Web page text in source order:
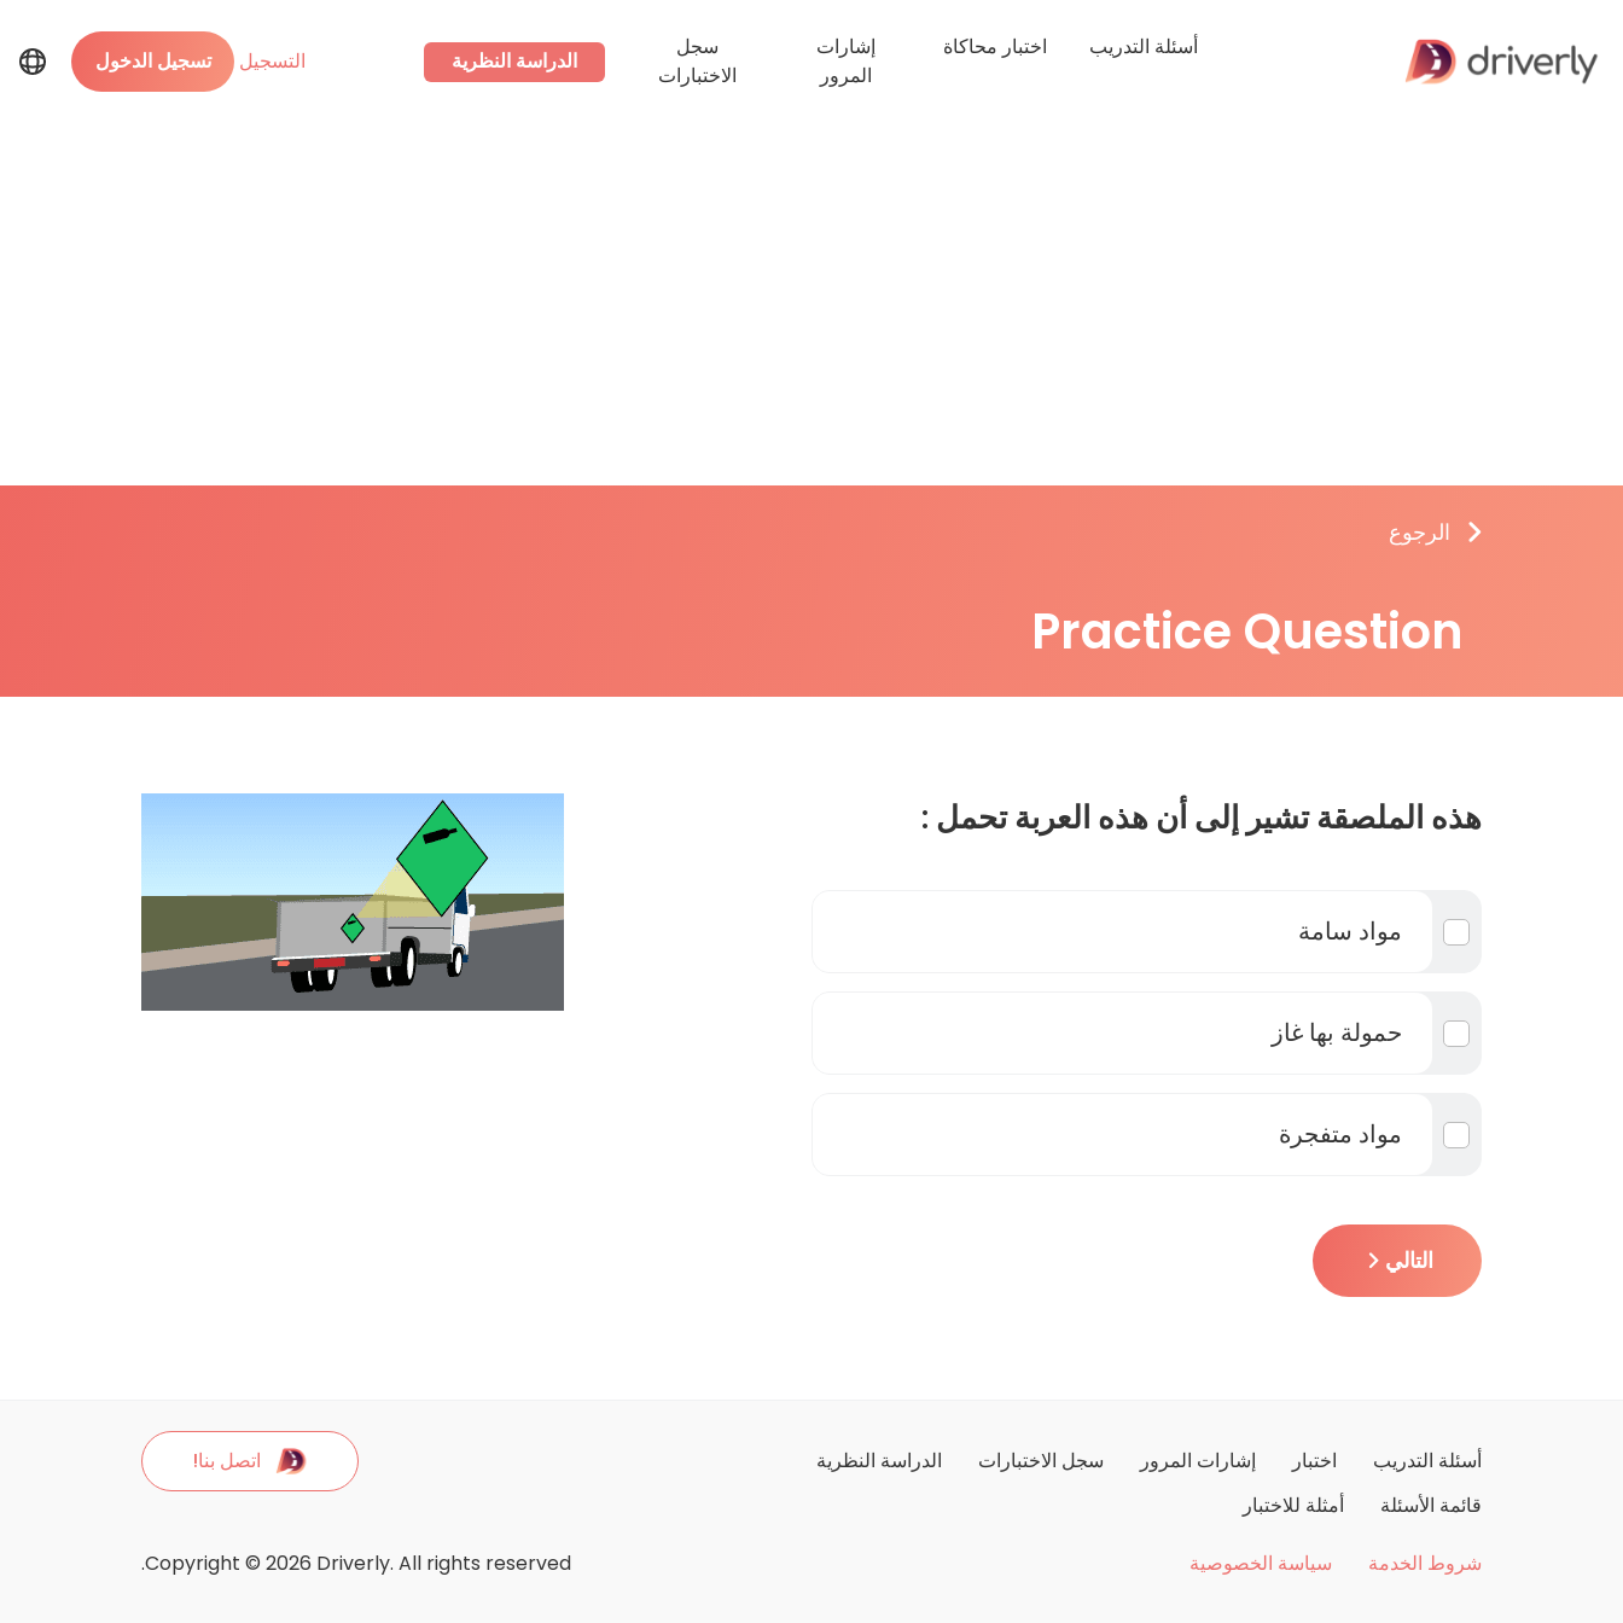
أسئلة التدريب اختبار محاكاة
إشارات
المرور
سجل
الاختبارات
الدراسة النظرية التسجيل تسجيل الدخول
الرجوع
Practice Question
هذه الملصقة تشير إلى أن هذه العربة تحمل :
مواد سامة
حمولة بها غاز
مواد متفجرة
التالي
أسئلة التدريب اختبار إشارات المرور سجل الاختبارات الدراسة النظرية
اتصل بنا!
قائمة الأسئلة
أمثلة للاختبار
شروط الخدمة سياسة الخصوصية Copyright © 2026 Driverly. All rights reserved.